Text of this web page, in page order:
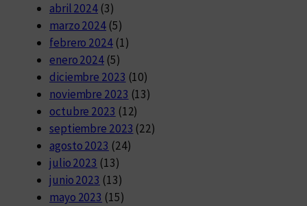
abril 2024 (3)
marzo 2024 (5)
febrero 2024(1)
enero 2024 (5)
diciembre 2023 (10)
noviembre 2023 (13)
octubre 2023 (12)
septiembre 2023 (22)
agosto 2023 (24)
julio 2023 (13)
junio 2023 (13)
mayo 2023 (15)